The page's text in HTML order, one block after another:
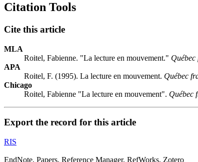
Citation Tools
Cite this article
MLA
Roitel, Fabienne. "La lecture en mouvement."
APA
Roitel, F. (1995). La lecture en mouvement. Québec
Chicago
Roitel, Fabienne "La lecture en mouvement". Québec
Export the record for this article
RIS
EndNote, Papers, Reference Manager, RefWorks, Zotero